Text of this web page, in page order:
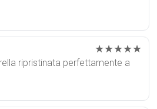
★★★★★
ripristinata perfettamente a